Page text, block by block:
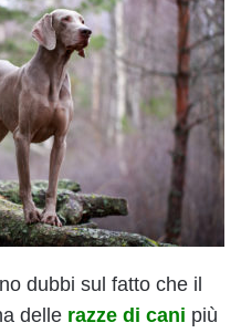
dubbi sul fatto che il
delle razze di cani più